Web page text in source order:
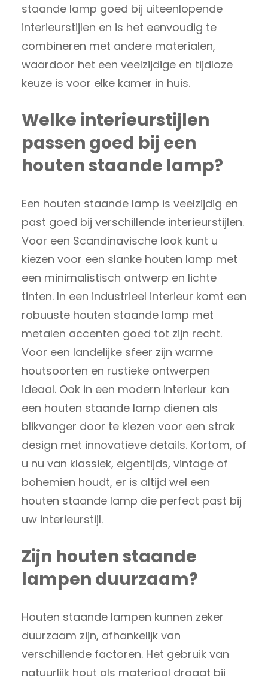
staande lamp goed bij uiteenlopende
interieurstijlen en is het eenvoudig te
combineren met andere materialen,
waardoor het een veelzijdige en tijdloze
keuze is voor elke kamer in huis.
Welke interieurstijlen
passen goed bij een
houten staande lamp?
Een houten staande lamp is veelzijdig en
past goed bij verschillende interieurstijlen.
Voor een Scandinavische look kunt u
kiezen voor een slanke houten lamp met
een minimalistisch ontwerp en lichte
tinten. In een industrieel interieur komt een
robuuste houten staande lamp met
metalen accenten goed tot zijn recht.
Voor een landelijke sfeer zijn warme
houtsoorten en rustieke ontwerpen
ideaal. Ook in een modern interieur kan
een houten staande lamp dienen als
blikvanger door te kiezen voor een strak
design met innovatieve details. Kortom, of
u nu van klassiek, eigentijds, vintage of
bohemien houdt, er is altijd wel een
houten staande lamp die perfect past bij
uw interieurstijl.
Zijn houten staande
lampen duurzaam?
Houten staande lampen kunnen zeker
duurzaam zijn, afhankelijk van
verschillende factoren. Het gebruik van
natuurlijk hout als materiaal draagt bij